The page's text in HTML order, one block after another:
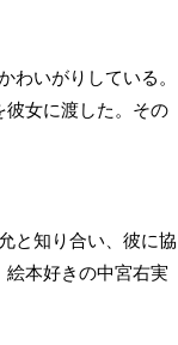
わいがりしている。
彼女に渡した。その
と知り合い、彼に協
絵本好きの中宮右実